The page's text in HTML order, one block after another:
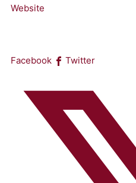
Website
Facebook Twitter